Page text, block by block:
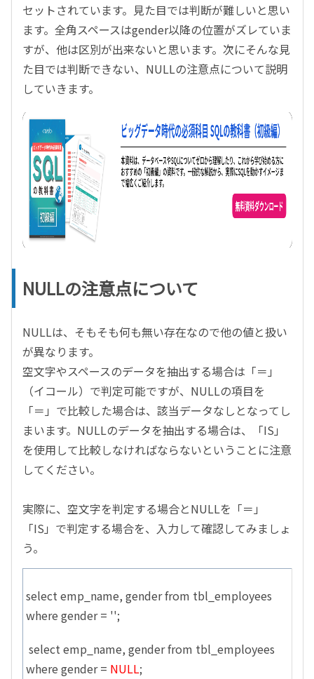
セットされています。見た目では判断が難しいと思い
ます。全角スペースはgender以降の位置がズレていま
すが、他は区別が出来ないと思います。次にそんな見
た目では判断できない、NULLの注意点について説明
していきます。
NULLの注意点について
NULLは、そもそも何も無い存在なので他の値と扱い
が異なります。
空文字やスペースのデータを抽出する場合は「＝」
（イコール）で判定可能ですが、NULLの項目を
「＝」で比較した場合は、該当データなしとなってし
まいます。NULLのデータを抽出する場合は、「IS」
を使用して比較しなければならないということに注意
してください。
実際に、空文字を判定する場合とNULLを「＝」
「IS」で判定する場合を、入力して確認してみましょ
う。
select emp_name, gender from tbl_employees
where gender = '';
select emp_name, gender from tbl_employees
where gender = NULL;